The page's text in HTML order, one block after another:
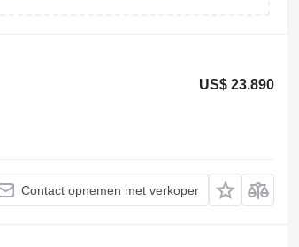
US$ 23.890
Contact opnemen met verkoper